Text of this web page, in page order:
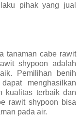
pihak yang jual
tanaman cabe rawit
shypoon adalah
Pemilihan benih
menghasilkan
kualitas terbaik dan
rawit shypoon bisa
pada air.